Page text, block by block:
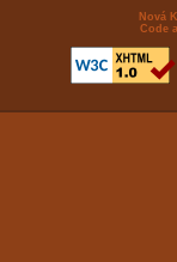
Nová
Code